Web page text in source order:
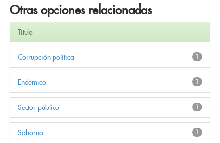
Otras opciones relacionadas
Título
1
Corrupción política
1
Endémico
1
Sector público
1
Soborno